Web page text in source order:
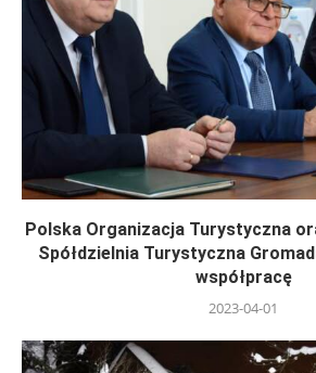
Polska Organizacja Turystyczna
Spółdzielnia Turystyczna
współpracę
2023-04-01